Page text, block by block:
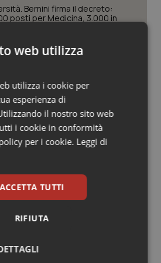
urogenitali
Bernini firma il decreto:
posti per Medicina, 3.000 in
Missione 6 verso il
in chiusura la
degli obiettivi per la
rata
Ministero: oltre 1.700 chiamate
1500 dal 22 giugno.
monitoraggi e campagna
review da QS Pro
web utilizza
utilizza i cookie per
esperienza di
il nostro sito web
i cookie in conformità
per i cookie. Leggi di
ACCETTA TUTTI
RIFIUTA